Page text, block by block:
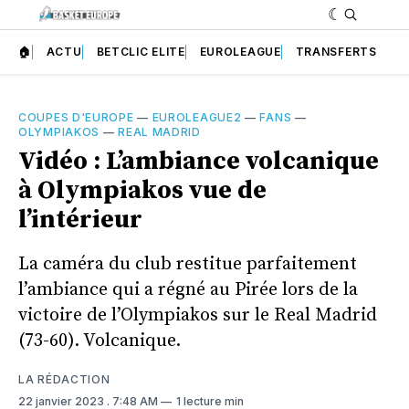
🏠 ACTU BETCLIC ELITE EUROLEAGUE TRANSFERTS
COUPES D'EUROPE — EUROLEAGUE2 —FANS —
OLYMPIAKOS —REAL MADRID
Vidéo : L’ambiance volcanique
à Olympiakos vue de
l’intérieur
La caméra du club restitue parfaitement
l’ambiance qui a régné au Pirée lors de la
victoire de l’Olympiakos sur le Real Madrid
(73-60). Volcanique.
LA RÉDACTION
22 janvier 2023 . 7:48 AM 1 lecture min